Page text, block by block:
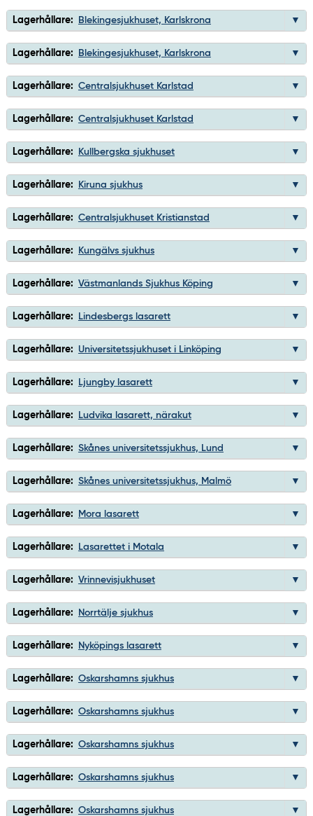
Lagerhållare: Blekingesjukhuset, Karlskrona
Lagerhållare: Blekingesjukhuset, Karlskrona
Lagerhållare: Centralsjukhuset Karlstad
Lagerhållare: Centralsjukhuset Karlstad
Lagerhållare: Kullbergska sjukhuset
Lagerhållare: Kiruna sjukhus
Lagerhållare: Centralsjukhuset Kristianstad
Lagerhållare: Kungälvs sjukhus
Lagerhållare: Västmanlands Sjukhus Köping
Lagerhållare: Lindesbergs lasarett
Lagerhållare: Universitetssjukhuset i Linköping
Lagerhållare: Ljungby lasarett
Lagerhållare: Ludvika lasarett, närakut
Lagerhållare: Skånes universitetssjukhus, Lund
Lagerhållare: Skånes universitetssjukhus, Malmö
Lagerhållare: Mora lasarett
Lagerhållare: Lasarettet i Motala
Lagerhållare: Vrinnevisjukhuset
Lagerhållare: Norrtälje sjukhus
Lagerhållare: Nyköpings lasarett
Lagerhållare: Oskarshamns sjukhus
Lagerhållare: Oskarshamns sjukhus
Lagerhållare: Oskarshamns sjukhus
Lagerhållare: Oskarshamns sjukhus
Lagerhållare: Oskarshamns sjukhus